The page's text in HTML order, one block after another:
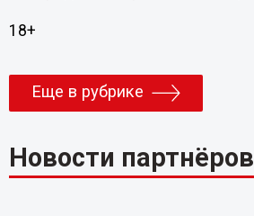
18+
Еще в рубрике
Новости партнёров